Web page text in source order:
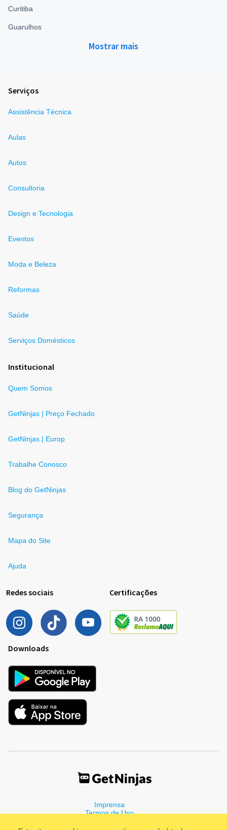
Curitiba
Guarulhos
Mostrar mais
Serviços
Assistência Técnica
Aulas
Autos
Consultoria
Design e Tecnologia
Eventos
Moda e Beleza
Reformas
Saúde
Serviços Domésticos
Institucional
Quem Somos
GetNinjas | Preço Fechado
GetNinjas | Europ
Trabalhe Conosco
Blog do GetNinjas
Segurança
Mapa do Site
Ajuda
Redes sociais Certificações
Downloads
Imprensa
Termos de Uso